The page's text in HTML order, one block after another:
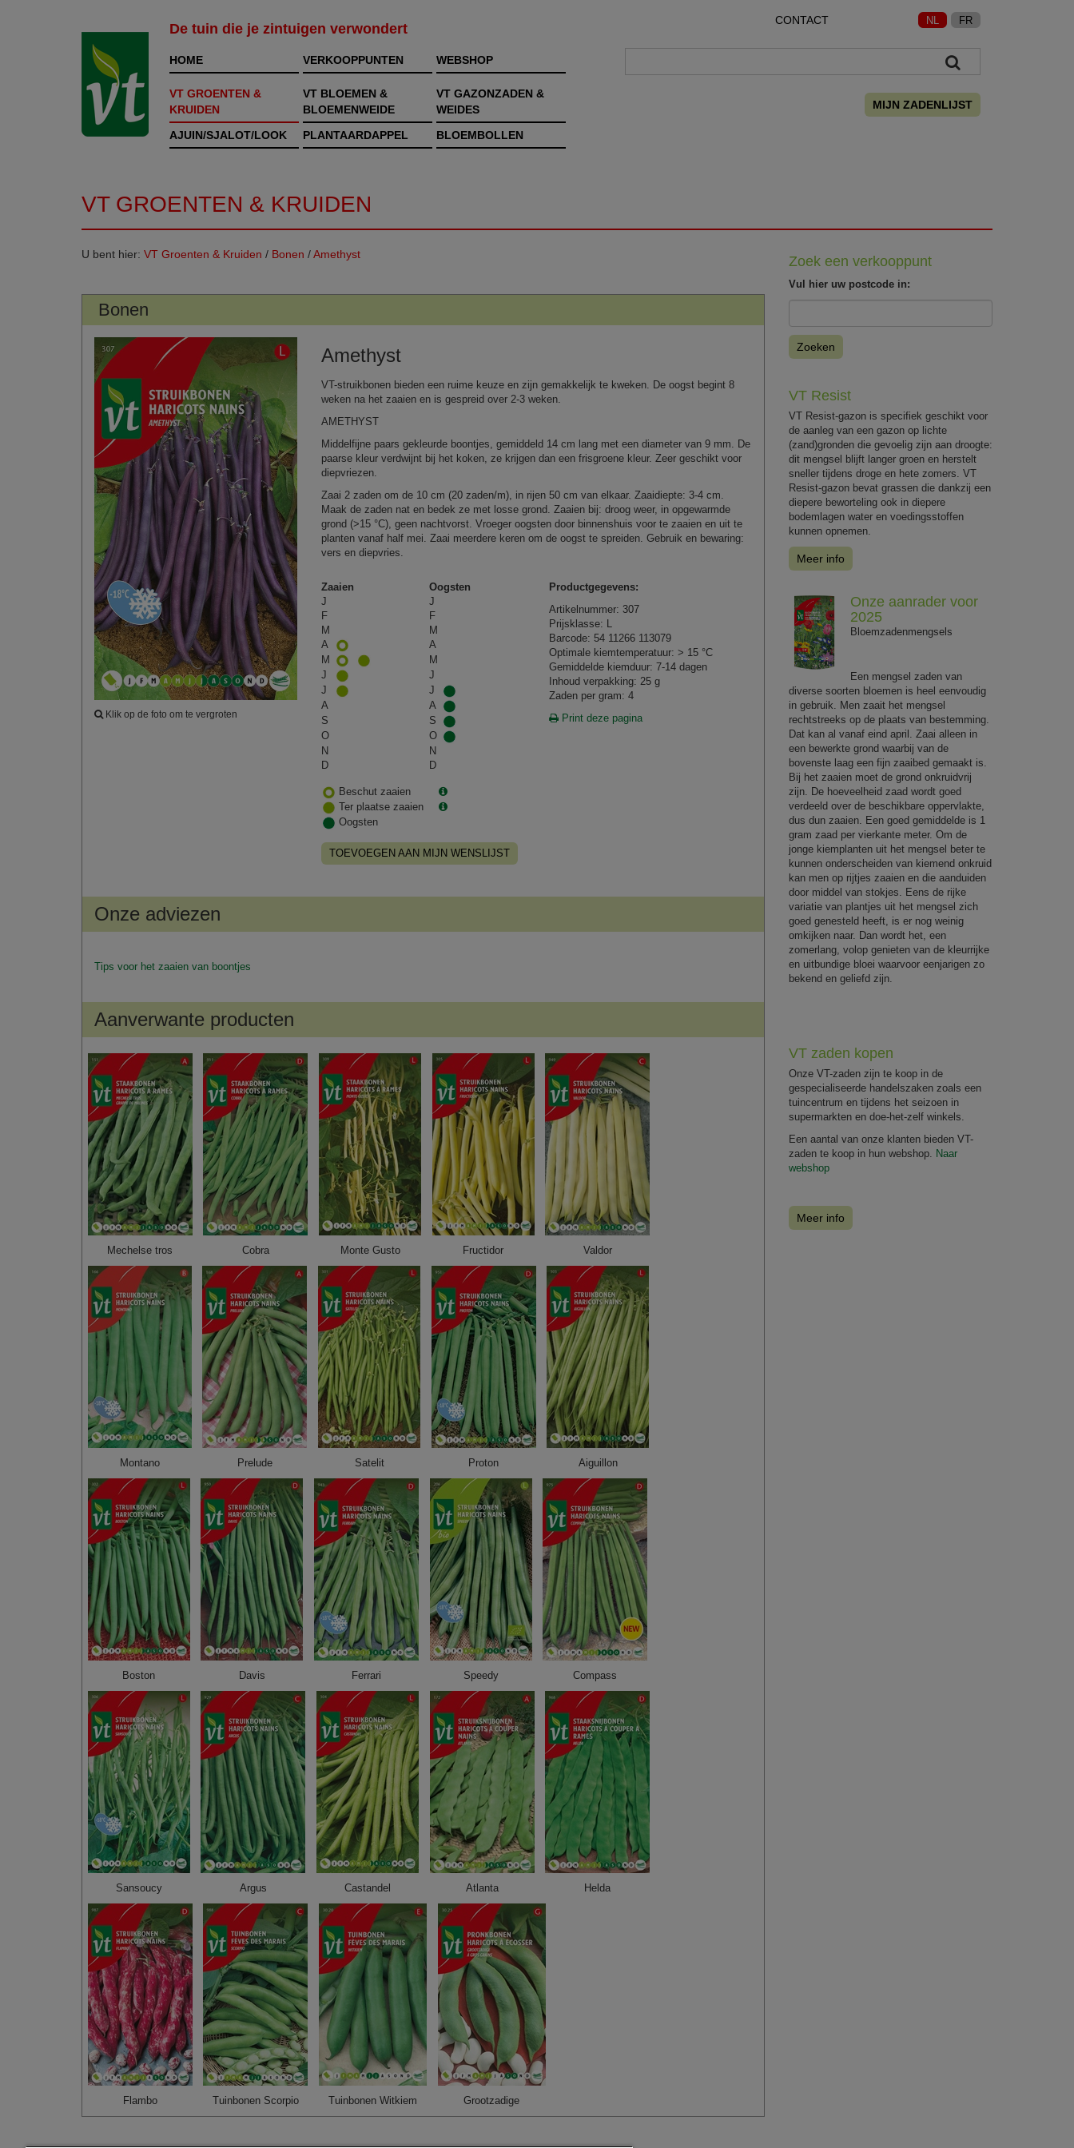
De tuin die je zintuigen verwondert
CONTACT NL FR
HOME VERKOOPPUNTEN WEBSHOP
VT GROENTEN &
KRUIDEN
VT BLOEMEN &
BLOEMENWEIDE
VT GAZONZADEN &
WEIDES
AJUIN/SJALOT/LOOK
PLANTAARDAPPEL BLOEMBOLLEN
MIJN ZADENLIJST
VT GROENTEN & KRUIDEN
U bent hier: VT Groenten & Kruiden / Bonen /Amethyst
Bonen
Klik op de foto om te vergroten
Amethyst
VT-struikbonen bieden een ruime keuze en zijn gemakkelijk te kweken. De oogst begint 8
weken na het zaaien en is gespreid over 2-3 weken.
AMETHYST
Middelfijne paars gekleurde boontjes, gemiddeld 14 cm lang met een diameter van 9 mm. De
paarse kleur verdwijnt bij het koken, ze krijgen dan een frisgroene kleur. Zeer geschikt voor
diepvriezen.
Zaai 2 zaden om de 10 cm (20 zaden/m), in rijen 50 cm van elkaar. Zaaidiepte: 3-4 cm.
Maak de zaden nat en bedek ze met losse grond. Zaaien bij: droog weer, in opgewarmde
grond (>15 °C), geen nachtvorst. Vroeger oogsten door binnenshuis voor te zaaien en uit te
planten vanaf half mei. Zaai meerdere keren om de oogst te spreiden. Gebruik en bewaring:
vers en diepvries.
Zaaien
Oogsten
J
J
F
F
M
M
A
A
M
M
J
J
J
J
A
A
S
S
O
O
N
N
D
D
Beschut zaaien
Ter plaatse zaaien
Oogsten
TOEVOEGEN AAN MIJN WENSLIJST
Productgegevens:
Artikelnummer: 307
Prijsklasse: L
Barcode: 54 11266 113079
Optimale kiemtemperatuur: > 15 °C
Gemiddelde kiemduur: 7-14 dagen
Inhoud verpakking: 25 g
Zaden per gram: 4
Print deze pagina
Onze adviezen
Tips voor het zaaien van boontjes
Aanverwante producten
Mechelse tros Cobra Monte Gusto Fructidor Valdor
Montano Prelude Satelit Proton Aiguillon
Boston Davis Ferrari Speedy Compass
Sansoucy Argus Castandel Atlanta Helda
Flambo Tuinbonen Scorpio Tuinbonen Witkiem Grootzadige
Zoek een verkooppunt
Vul hier uw postcode in:
Zoeken
VT Resist
VT Resist-gazon is specifiek geschikt voor
de aanleg van een gazon op lichte
(zand)gronden die gevoelig zijn aan droogte:
dit mengsel blijft langer groen en herstelt
sneller tijdens droge en hete zomers. VT
Resist-gazon bevat grassen die dankzij een
diepere beworteling ook in diepere
bodemlagen water en voedingsstoffen
kunnen opnemen.
Meer info
Onze aanrader voor
2025
Bloemzadenmengsels
Een mengsel zaden van
diverse soorten bloemen is heel eenvoudig
in gebruik. Men zaait het mengsel
rechtstreeks op de plaats van bestemming.
Dat kan al vanaf eind april. Zaai alleen in
een bewerkte grond waarbij van de
bovenste laag een fijn zaaibed gemaakt is.
Bij het zaaien moet de grond onkruidvrij
zijn. De hoeveelheid zaad wordt goed
verdeeld over de beschikbare oppervlakte,
dus dun zaaien. Een goed gemiddelde is 1
gram zaad per vierkante meter. Om de
jonge kiemplanten uit het mengsel beter te
kunnen onderscheiden van kiemend onkruid
kan men op rijtjes zaaien en die aanduiden
door middel van stokjes. Eens de rijke
variatie van plantjes uit het mengsel zich
goed genesteld heeft, is er nog weinig
omkijken naar. Dan wordt het, een
zomerlang, volop genieten van de kleurrijke
en uitbundige bloei waarvoor eenjarigen zo
bekend en geliefd zijn.
VT zaden kopen
Onze VT-zaden zijn te koop in de
gespecialiseerde handelszaken zoals een
tuincentrum en tijdens het seizoen in
supermarkten en doe-het-zelf winkels.
Een aantal van onze klanten bieden VT-
zaden te koop in hun webshop. Naar
webshop
Meer info